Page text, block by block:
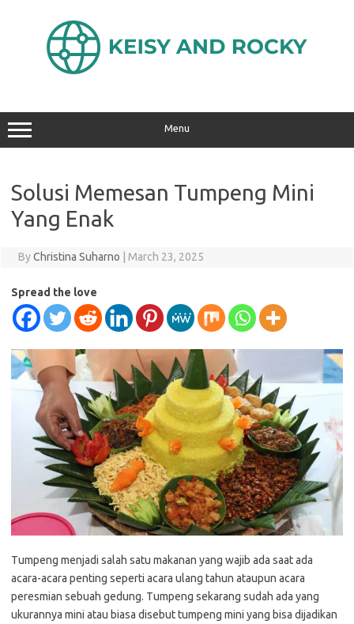
Menu
Solusi Memesan Tumpeng Mini
Yang Enak
ByChristina Suharno March 23, 2025
Spread the love
Tumpeng menjadi salah satu makanan yang wajib ada saat ada
acara-acara penting seperti acara ulang tahun ataupun acara
peresmian sebuah gedung. Tumpeng sekarang sudah ada yang
ukurannya mini atau biasa disebut tumpeng mini yang bisa dijadikan